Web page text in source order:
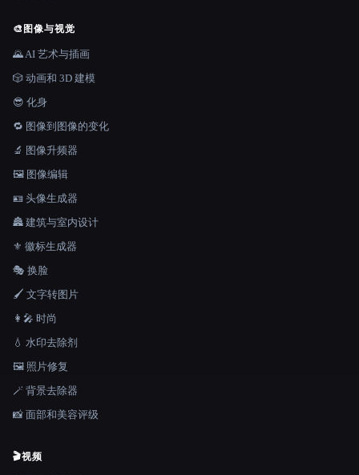
🎨 图像与视觉
🌄 AI 艺术与插画
🎲 动画和 3D 建模
😎 化身
🔁 图像到图像的变化
🔬 图像升频器
🖼️ 图像编辑
🪪 头像生成器
🏯 建筑与室内设计
⚜️ 徽标生成器
🎭 换脸
🖌️ 文字转图片
👩‍🎤 时尚
💧 水印去除剂
🖼️ 照片修复
🪄 背景去除器
📸 面部和美容评级
🎬视频